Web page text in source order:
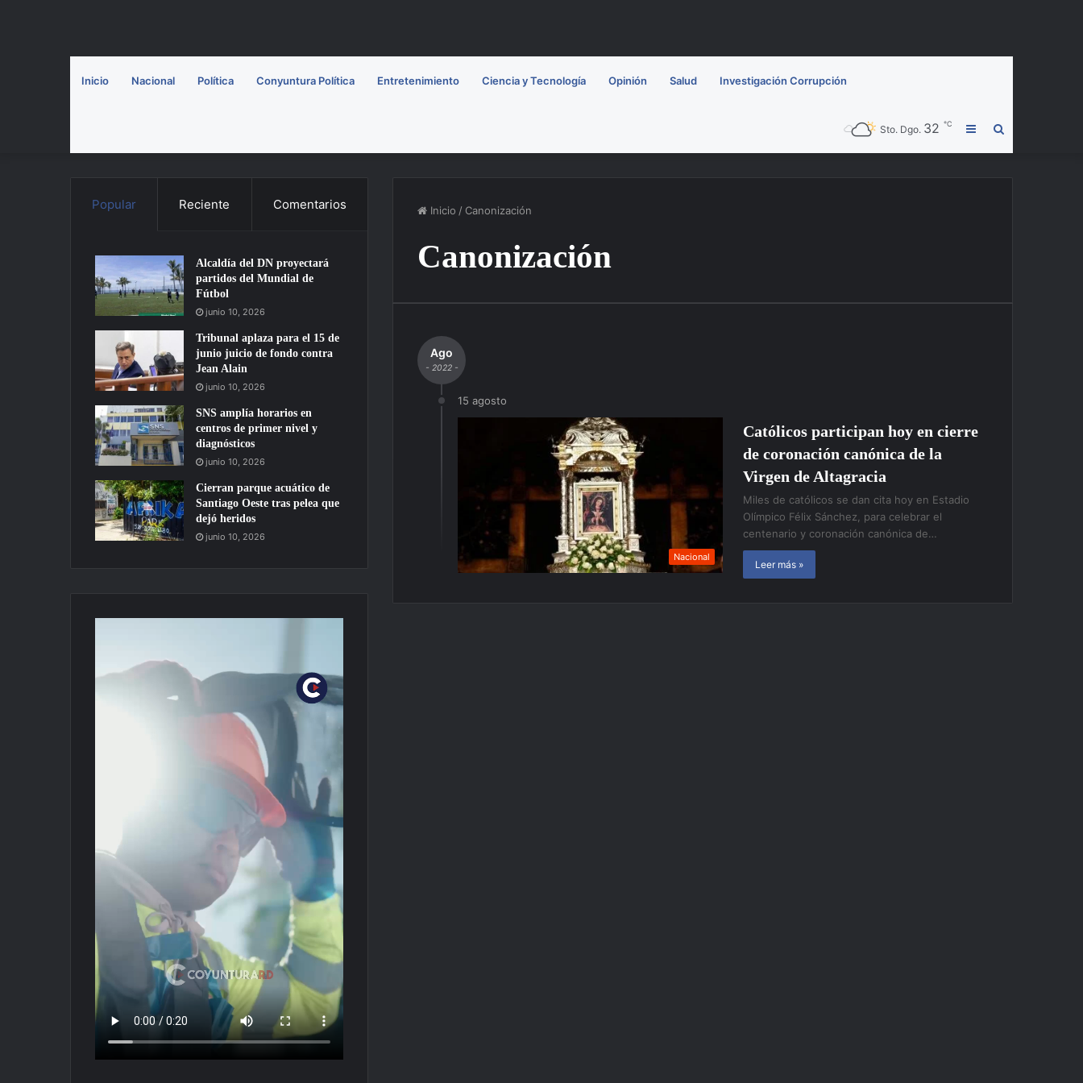
Inicio Nacional Política Conyuntura Política Entretenimiento Ciencia y Tecnología Opinión Salud Investigación Corrupción
Barra
Sto. Dgo. 32 ℃
Inicio / Canonización
Canonización
Ago
- 2022 -
15 agosto
Nacional
Católicos participan hoy en cierre
de coronación canónica de la
Virgen de Altagracia
Miles de católicos se dan cita hoy en Estadio
Olímpico Félix Sánchez, para celebrar el
centenario y coronación canónica de…
Leer más »
Popular Reciente Comentarios
Alcaldía del DN proyectará
partidos del Mundial de
Fútbol
junio 10, 2026
Tribunal aplaza para el 15 de
junio juicio de fondo contra
Jean Alain
junio 10, 2026
SNS amplía horarios en
centros de primer nivel y
diagnósticos
junio 10, 2026
Cierran parque acuático de
Santiago Oeste tras pelea que
dejó heridos
junio 10, 2026